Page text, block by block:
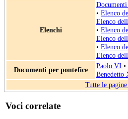
Elenchi
• Elenco
Elenco
• Elenco
Elenco
• Elenco
Elenco
Documenti per pontefice
Paolo VI •
Benedetto
Tutte le
Voci correlate